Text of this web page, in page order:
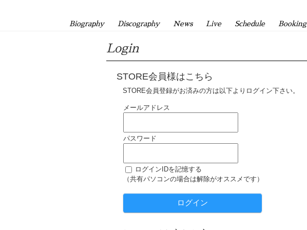
Biography Discography News Live Schedule Booking
Login
STORE会員様はこちら
STORE会員登録がお済みの方は以下よりログイン下さい。
メールアドレス
パスワード
ログインIDを記憶する
（共有パソコンの場合は解除がオススメです）
ログイン